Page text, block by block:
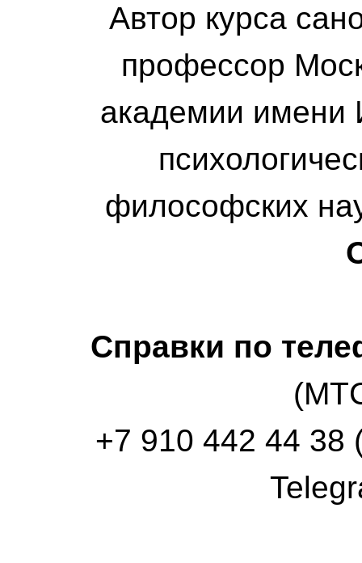
Автор курса
профессор
академии имени
философских
Справки по
+7 910 442 44 38